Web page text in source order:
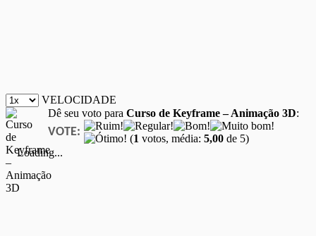
VELOCIDADE
Dê seu voto para Curso de Keyframe – Animação 3D:
VOTE: (1 votos, média: 5,00 de 5)
Loading...